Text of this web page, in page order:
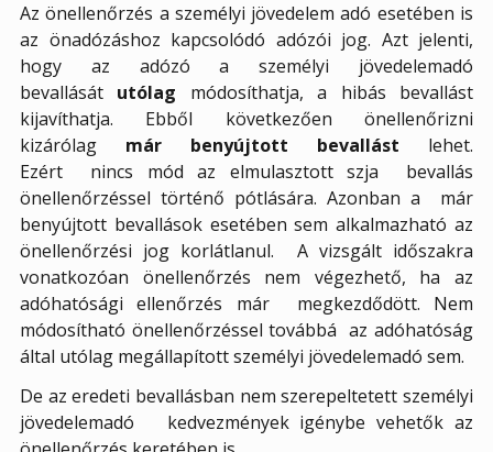
Az önellenőrzés a személyi jövedelem adó esetében is
az önadózáshoz kapcsolódó adózói jog. Azt jelenti,
hogy az adózó a személyi jövedelemadó
bevallását utólag módosíthatja, a hibás bevallást
kijavíthatja. Ebből következően önellenőrizni
kizárólag már benyújtott bevallást lehet.
Ezért
nincs mód az elmulasztott szja
bevallás
önellenőrzéssel történő pótlására. Azonban a
már
benyújtott bevallások esetében sem alkalmazható az
önellenőrzési jog korlátlanul.
A vizsgált időszakra
vonatkozóan önellenőrzés nem végezhető, ha az
adóhatósági ellenőrzés már
megkezdődött. Nem
módosítható önellenőrzéssel továbbá az adóhatóság
által utólag megállapított személyi jövedelemadó sem.
De az eredeti bevallásban nem szerepeltetett személyi
jövedelemadó
kedvezmények igénybe vehetők az